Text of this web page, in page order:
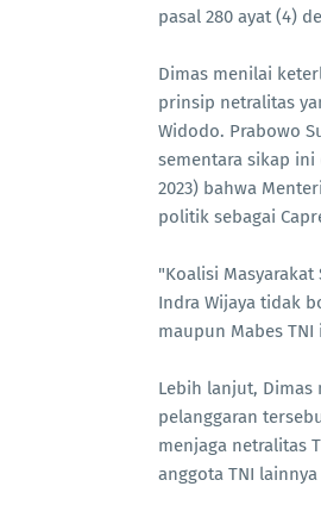
pasal 280 ayat (4)
Dimas menilai
prinsip netralitas
Widodo. Prabowo
sementara sikap ini
2023) bahwa
politik sebagai
"Koalisi
Indra Wijaya tidak
maupun Mabes
Lebih lanjut, Dimas
pelanggaran
menjaga netralitas
anggota TNI